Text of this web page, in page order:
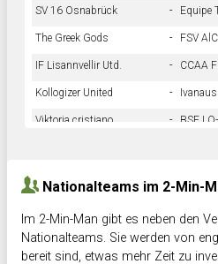
SV 16 Osnabrück - Equipe
The Greek Gods - FSV
IF Lisannvellir Utd. - CCAA
Kollogizer United -
Viktoria cristiano - BSF
Nationalteams im 2-Min-
Im 2-Min-Man gibt es neben den
Nationalteams. Sie werden von
bereit sind, etwas mehr Zeit zu